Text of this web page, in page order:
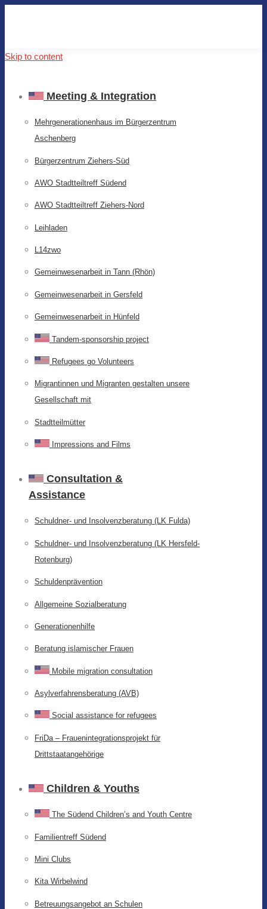
Skip to content
Meeting & Integration
Mehrgenerationenhaus im Bürgerzentrum
Aschenberg
Bürgerzentrum Ziehers-Süd
AWO Stadtteiltreff Südend
AWO Stadtteiltreff Ziehers-Nord
Leihladen
L14zwo
Gemeinwesenarbeit in Tann (Rhön)
Gemeinwesenarbeit in Gersfeld
Gemeinwesenarbeit in Hünfeld
Tandem-sponsorship project
Refugees go Volunteers
Migrantinnen und Migranten gestalten unsere
Gesellschaft mit
Stadtteilmütter
Impressions and Films
Consultation &
Assistance
Schuldner- und Insolvenzberatung (LK Fulda)
Schuldner- und Insolvenzberatung (LK Hersfeld-
Rotenburg)
Schuldenprävention
Allgemeine Sozialberatung
Generationenhilfe
Beratung islamischer Frauen
Mobile migration consultation
Asylverfahrensberatung (AVB)
Social assistance for refugees
FriDa – Frauenintegrationsprojekt für
Drittstaatangehörige
Children & Youths
The Südend Children’s and Youth Centre
Familientreff Südend
Mini Clubs
Kita Wirbelwind
Betreuungsangebot an Schulen